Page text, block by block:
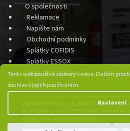
Tento web používá soubory cookie. Dalším
souhlas s jejich používáním.
Nastavení
O společnosti
Reklamace
Napište nám
Obchodní podmínky
Splátky COFIDIS
Splátky ESSOX
Moje objednávka
Zásady
ZAHRADNIPALAC.CZ, M&M Technika